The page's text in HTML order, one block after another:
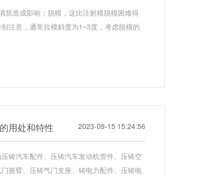
筑造成影响；脱模，这比注射模脱模困难得
注意，通常拉模斜度为1~3度，考虑脱模的
用处和特性 2023-09-15 15:24:56
铸汽车配件、压铸汽车发动机管件、压铸空
摇臂、压铸气门支座、铸电力配件、压铸电